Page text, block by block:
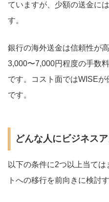
ていますが、少額の送金に
す。
銀行の海外送金は信頼性が
3,000〜7,000円程度の手数
です。コスト面ではWISE
です。
どんな人にビジネス
以下の条件に2つ以上当て
トへの移行を前向きに検討